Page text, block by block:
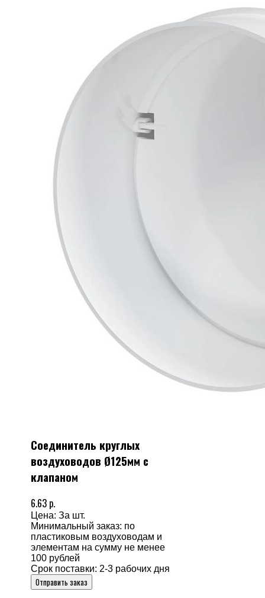
Cоединитель круглых
воздуховодов Ø125мм с
клапаном
6.63 р.
Цена: За шт.
Минимальный заказ: по
пластиковым воздуховодам и
элементам на сумму не менее
100 рублей
Срок поставки: 2-3 рабочих дня
Отправить заказ